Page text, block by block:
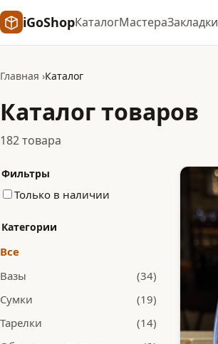
iGoShopКаталогМастераЗакладки
Главная Каталог
Каталог товаров
182 товара
Фильтры
Только в наличии
Категории
Все
Вазы
(34)
Сумки
(19)
Тарелки
(14)